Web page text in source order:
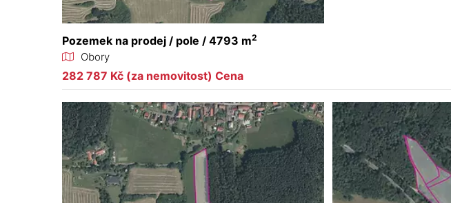
Pozemek na prodej / pole / 4793 m2
Obory
282 787 Kč (za nemovitost) Cena